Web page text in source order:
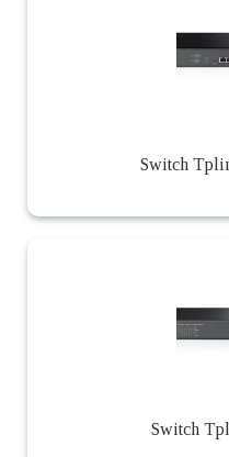
Switch
Switch